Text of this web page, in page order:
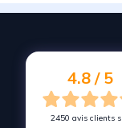
4.8 / 5
2450 avis clients